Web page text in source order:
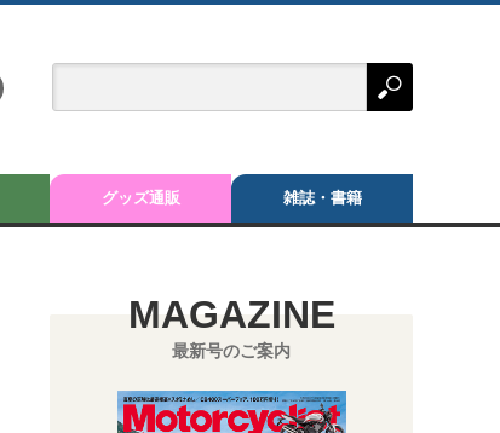
グッズ通販 雑誌・書籍
MAGAZINE
最新号のご案内